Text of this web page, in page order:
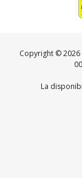
Copyright ©2026
La